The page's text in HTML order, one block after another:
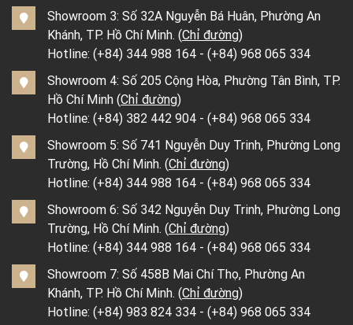
Showroom 3: Số 32A Nguyễn Bá Huân, Phường An
Khánh, TP. Hồ Chí Minh. (Chỉ đường)
Hotline: (+84) 344 988 164 - (+84) 968 065 334
Showroom 4: Số 205 Cộng Hòa, Phường Tân Bình, TP.
Hồ Chí Minh (Chỉ đường)
Hotline: (+84) 382 442 904 - (+84) 968 065 334
Showroom 5: Số 741 Nguyễn Duy Trinh, Phường Long
Trường, Hồ Chí Minh. (Chỉ đường)
Hotline: (+84) 344 988 164 - (+84) 968 065 334
Showroom 6: Số 342 Nguyễn Duy Trinh, Phường Long
Trường, Hồ Chí Minh. (Chỉ đường)
Hotline: (+84) 344 988 164 - (+84) 968 065 334
Showroom 7: Số 458B Mai Chí Thọ, Phường An
Khánh, TP. Hồ Chí Minh. (Chỉ đường)
Hotline: (+84) 983 824 334 - (+84) 968 065 334